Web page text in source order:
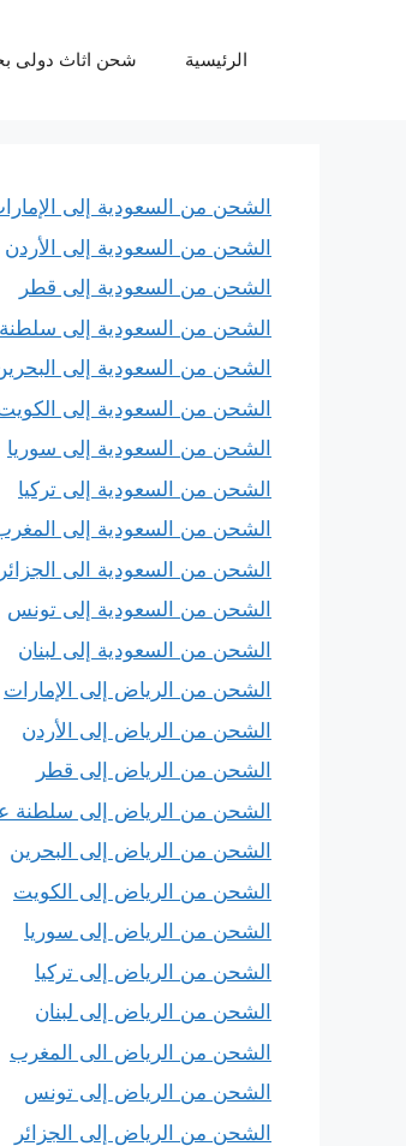
الرئيسية شحن اثاث دولى
الشحن من السعودية إلى
الشحن من السعودية إلى الأردن
الشحن من السعودية إلى قطر
الشحن من السعودية إلى
الشحن من السعودية إلى
الشحن من السعودية إلى
الشحن من السعودية إلى سوريا
الشحن من السعودية إلى تركيا
الشحن من السعودية إلى
الشحن من السعودية الى الجزائر
الشحن من السعودية إلى تونس
الشحن من السعودية إلى لبنان
الشحن من الرياض إلى الإمارات
الشحن من الرياض إلى الأردن
الشحن من الرياض إلى قطر
الشحن من الرياض إلى سلطنة
الشحن من الرياض إلى البحرين
الشحن من الرياض إلى الكويت
الشحن من الرياض إلى سوريا
الشحن من الرياض إلى تركيا
الشحن من الرياض إلى لبنان
الشحن من الرياض الى المغرب
الشحن من الرياض إلى تونس
الشحن من الرياض إلى الجزائر